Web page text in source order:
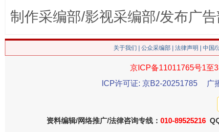
在谋一域中谋全局
今
制作采编部/影视采编部/发布广
关于我们 公众采编部 法律声明 | 中国
京ICP备11011765号1至
ICP许可证: 京B2-20251785
广
资料编辑/网络推广/法律咨询专线： 010-89525216